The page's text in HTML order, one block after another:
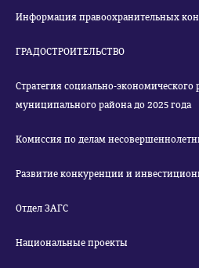
Информация правоохранительных
ГРАДОСТРОИТЕЛЬСТВО
Стратегия социально-экономического
муниципального района до 2025 года
Комиссия по делам
Развитие конкуренции и
Отдел ЗАГС
Национальные проекты